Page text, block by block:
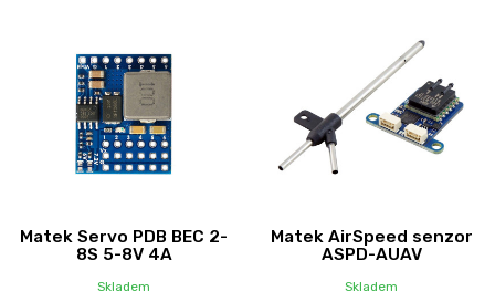
Matek Servo PDB BEC 2-
8S 5-8V 4A
Skladem
Matek AirSpeed senzor
ASPD-AUAV
Skladem